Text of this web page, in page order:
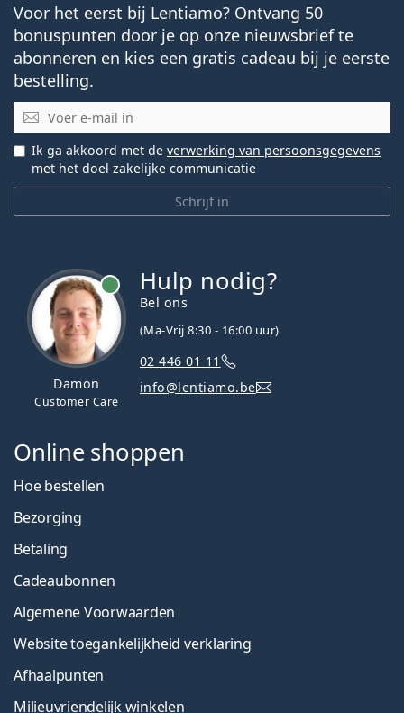
Voor het eerst bij Lentiamo? Ontvang 50
bonuspunten door je op onze nieuwsbrief te
abonneren en kies een gratis cadeau bij je eerste
bestelling.
E-mail
Schrijf in
Ik ga akkoord met de verwerking van persoonsgegevens
met het doel zakelijke communicatie
Damon
Customer Care
Hulp nodig?
Bel ons
(Ma-Vrij 8:30 - 16:00 uur)
02 446 01 11
info@lentiamo.be
Online shoppen
Hoe bestellen
Bezorging
Betaling
Cadeaubonnen
Algemene Voorwaarden
Website toegankelijkheid verklaring
Afhaalpunten
Milieuvriendelijk winkelen